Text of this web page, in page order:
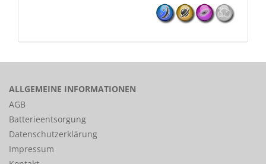
ALLGEMEINE INFORMATIONEN
AGB
Batterieentsorgung
Datenschutzerklärung
Impressum